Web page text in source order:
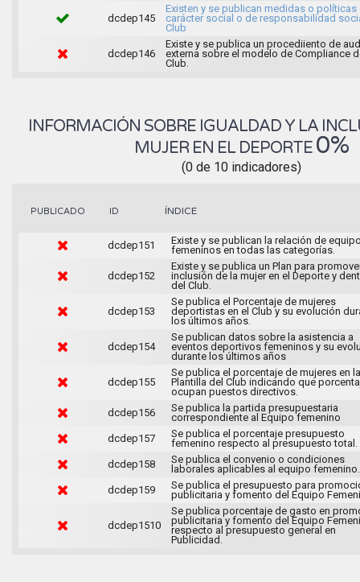
dcdep145
Existen y se publican medidas o políticas
carácter social o de responsabilidad
Club
dcdep146
Existe y se publica un procediiento de
externa sobre el modelo de Compliance
Club.
INFORMACIÓN SOBRE IGUALDAD Y LA
MUJER EN EL DEPORTE 0%
(0 de 10 indicadores)
PUBLICADO ID ÍNDICE
dcdep151
Existe y se publican la relación de
femeninos en todas las categorías.
dcdep152
Existe y se publica un Plan para
inclusión de la mujer en el Deporte y
del Club.
dcdep153
Se publica el Porcentaje de mujeres
deportistas en el Club y su evolución
los últimos años.
dcdep154
Se publican datos sobre la asistencia a
eventos deportivos femeninos y su
durante los últimos años
dcdep155
Se publica el porcentaje de mujeres en la
Plantilla del Club indicando que
ocupan puestos directivos.
dcdep156
Se publica la partida presupuestaria
correspondiente al Equipo femenino
dcdep157
Se publica el porcentaje presupuesto
femenino respecto al presupuesto total.
dcdep158
Se publica el convenio o condiciones
laborales aplicables al equipo femenino.
dcdep159
Se publica el presupuesto para
publicitaria y fomento del Equipo
dcdep1510
Se publica porcentaje de gasto en
publicitaria y fomento del Equipo
respecto al presupuesto general en
Publicidad.